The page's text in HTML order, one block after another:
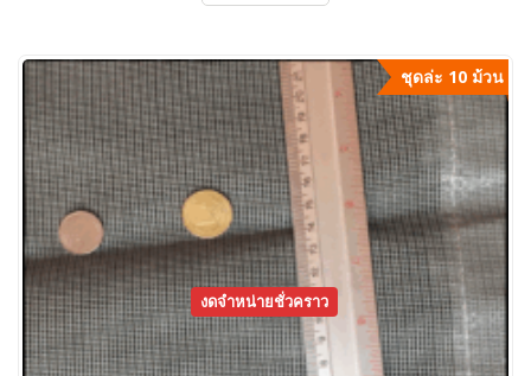
ชุดล่ะ 10 ม้วน
งดจำหน่ายชั่วคราว